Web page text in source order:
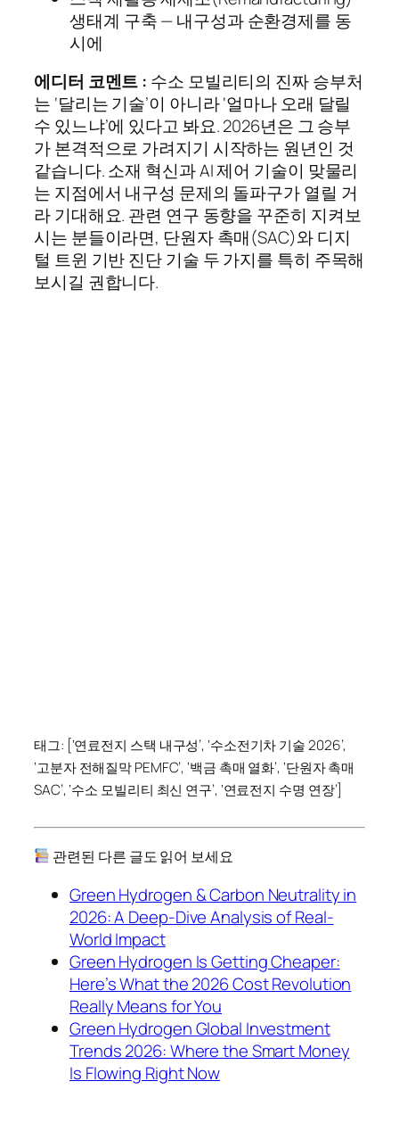
생태계 구축 — 내구성과 순환경제를 동
시에
에디터 코멘트 : 수소 모빌리티의 진짜 승부처
는 ‘달리는 기술’이 아니라 ‘얼마나 오래 달릴
수 있느냐’에 있다고 봐요. 2026년은 그 승부
가 본격적으로 가려지기 시작하는 원년인 것
같습니다. 소재 혁신과 AI 제어 기술이 맞물리
는 지점에서 내구성 문제의 돌파구가 열릴 거
라 기대해요. 관련 연구 동향을 꾸준히 지켜보
시는 분들이라면, 단원자 촉매(SAC)와 디지
털 트윈 기반 진단 기술 두 가지를 특히 주목해
보시길 권합니다.
태그: [‘연료전지 스택 내구성’, ‘수소전기차 기술 2026’,
‘고분자 전해질막 PEMFC’, ‘백금 촉매 열화’, ‘단원자 촉매
SAC’, ‘수소 모빌리티 최신 연구’, ‘연료전지 수명 연장’]
관련된 다른 글도 읽어 보세요
Green Hydrogen & Carbon Neutrality in
2026: A Deep-Dive Analysis of Real-
World Impact
Green Hydrogen Is Getting Cheaper:
Here’s What the 2026 Cost Revolution
Really Means for You
Green Hydrogen Global Investment
Trends 2026: Where the Smart Money
Is Flowing Right Now